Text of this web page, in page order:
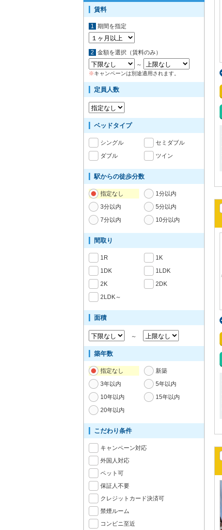
賃料
1 期間を指定
2 金額を選択（賃料のみ）
～
※キャンペーンは別途適用されます。
定員人数
ベッドタイプ
シングル
セミダブル
ダブル
ツイン
駅からの徒歩分数
指定なし
1分以内
3分以内
5分以内
7分以内
10分以内
間取り
1R
1K
1DK
1LDK
2K
2DK
2LDK～
面積
～
築年数
指定なし
新築
3年以内
5年以内
10年以内
15年以内
20年以内
こだわり条件
キャンペーン対応
外国人対応
ペット可
保証人不要
クレジットカード決済可
禁煙ルーム
コンビニ至近